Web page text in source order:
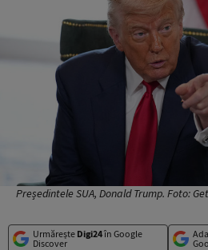
Președintele SUA, Donald Trump. Foto:
Urmărește Digi24în Google
Discover